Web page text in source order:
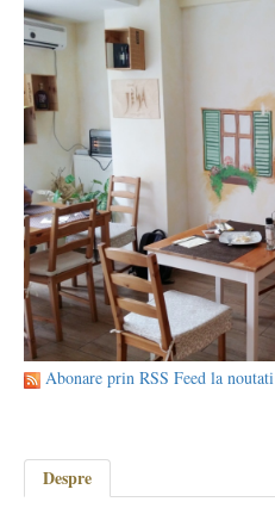
Abonare prin RSS Feed la noutati
Despre